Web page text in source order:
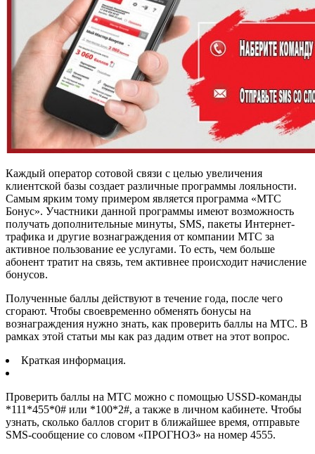
Каждый оператор сотовой связи с целью увеличения
клиентской базы создает различные программы лояльности.
Самым ярким тому примером является программа «МТС
Бонус». Участники данной программы имеют возможность
получать дополнительные минуты, SMS, пакеты Интернет-
трафика и другие вознаграждения от компании МТС за
активное пользование ее услугами. То есть, чем больше
абонент тратит на связь, тем активнее происходит начисление
бонусов.
Полученные баллы действуют в течение года, после чего
сгорают. Чтобы своевременно обменять бонусы на
вознаграждения нужно знать, как проверить баллы на МТС. В
рамках этой статьи мы как раз дадим ответ на этот вопрос.
Краткая информация.
Проверить баллы на МТС можно с помощью USSD-команды
*111*455*0# или *100*2#, а также в личном кабинете. Чтобы
узнать, сколько баллов сгорит в ближайшее время, отправьте
SMS-сообщение со словом «ПРОГНОЗ» на номер 4555.